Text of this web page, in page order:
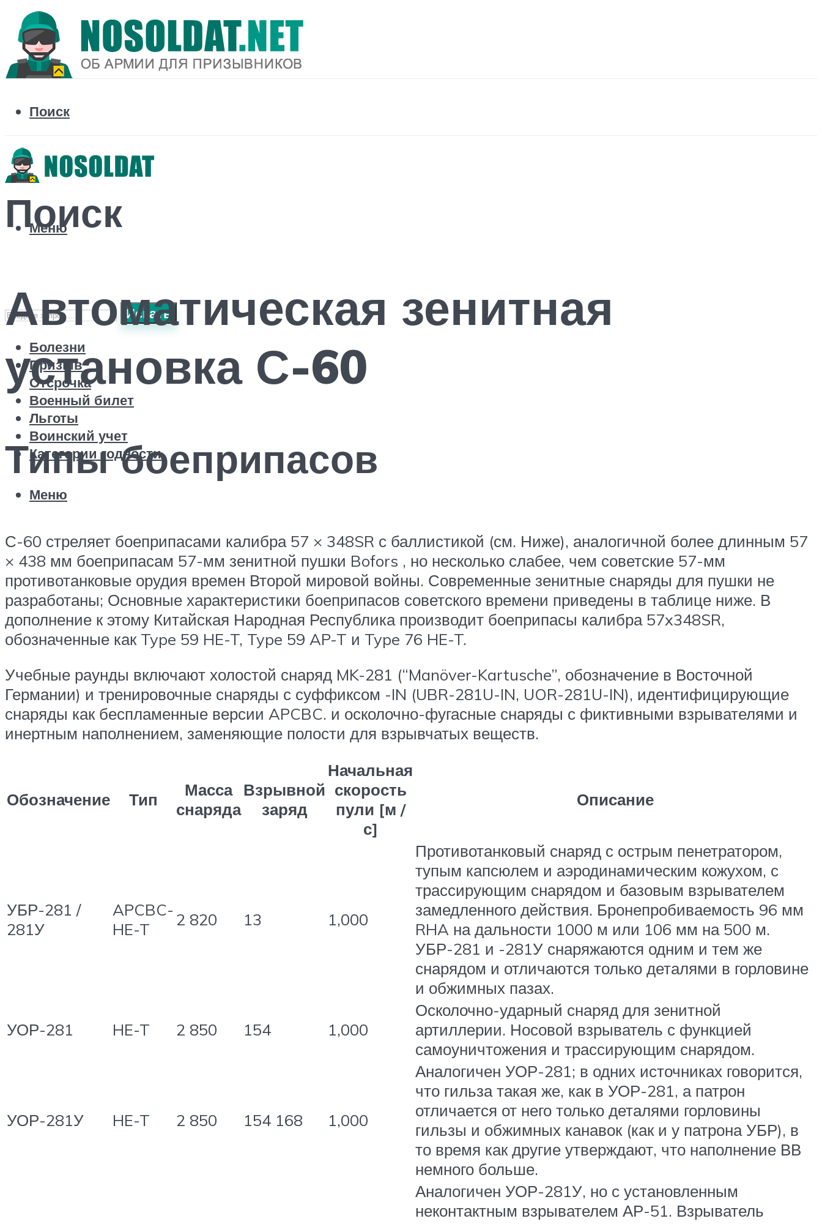
Поиск
Поиск
Искать
Болезни
Призыв
Отсрочка
Военный билет
Льготы
Воинский учет
Категории годности
Меню
Меню
Автоматическая зенитная
установка С-60
Типы боеприпасов
С-60 стреляет боеприпасами калибра 57 × 348SR с баллистикой (см. Ниже), аналогичной более длинным 57
× 438 мм боеприпасам 57-мм зенитной пушки Bofors , но несколько слабее, чем советские 57-мм
противотанковые орудия времен Второй мировой войны. Современные зенитные снаряды для пушки не
разработаны; Основные характеристики боеприпасов советского времени приведены в таблице ниже. В
дополнение к этому Китайская Народная Республика производит боеприпасы калибра 57x348SR,
обозначенные как Type 59 HE-T, Type 59 AP-T и Type 76 HE-T.
Учебные раунды включают холостой снаряд MK-281 (“Manöver-Kartusche”, обозначение в Восточной
Германии) и тренировочные снаряды с суффиксом -IN (UBR-281U-IN, UOR-281U-IN), идентифицирующие
снаряды как беспламенные версии APCBC. и осколочно-фугасные снаряды с фиктивными взрывателями и
инертным наполнением, заменяющие полости для взрывчатых веществ.
Обозначение Тип
Масса
снаряда
Взрывной
заряд
Начальная
скорость
пули [м /
с]
Описание
УБР-281 /
281У
APCBC-
HE-T
2 820 13 1,000
Противотанковый снаряд с острым пенетратором,
тупым капсюлем и аэродинамическим кожухом, с
трассирующим снарядом и базовым взрывателем
замедленного действия. Бронепробиваемость 96 мм
RHA на дальности 1000 м или 106 мм на 500 м.
УБР-281 и -281У снаряжаются одним и тем же
снарядом и отличаются только деталями в горловине
и обжимных пазах.
УОР-281 HE-T 2 850 154 1,000
Осколочно-ударный снаряд для зенитной
артиллерии. Носовой взрыватель с функцией
самоуничтожения и трассирующим снарядом.
УОР-281У HE-T 2 850 154 168 1,000
Аналогичен УОР-281; в одних источниках говорится,
что гильза такая же, как в УОР-281, а патрон
отличается от него только деталями горловины
гильзы и обжимных канавок (как и у патрона УБР), в
то время как другие утверждают, что наполнение ВВ
немного больше.
Аналогичен УОР-281У, но с установленным
неконтактным взрывателем АР-51. Взрыватель